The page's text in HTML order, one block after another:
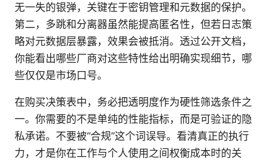
无一失的银弹，关键在于密钥管理和元数据的保护。
第二，多跳和分离器虽然能提高匿名性，但若日志策
略对元数据层暴露，效果会被抵消。透过公开文档，
你能看出哪些厂商对这些特性给出明确实现细节，哪
些仅仅是市场口号。
在购买决策表中，务必把透明度作为硬性筛选条件之
一。你需要的不是单纯的性能指标，而是可验证的隐
私承诺。不要被“合规”这个词误导。看清真正的执行
力，才是你在工作与个人使用之间权衡成本时的关